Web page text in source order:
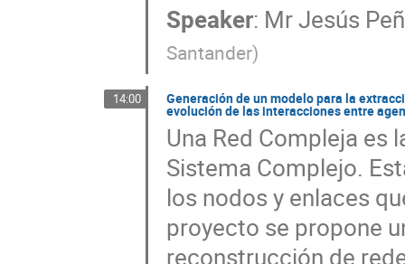
Speaker: MrJesús
Santander)
14:00 Generación de un modelo para la
evolución de las interacciones entre
Una Red Compleja es
Sistema Complejo.
los nodos y enlaces
proyecto se propone
reconstrucción de